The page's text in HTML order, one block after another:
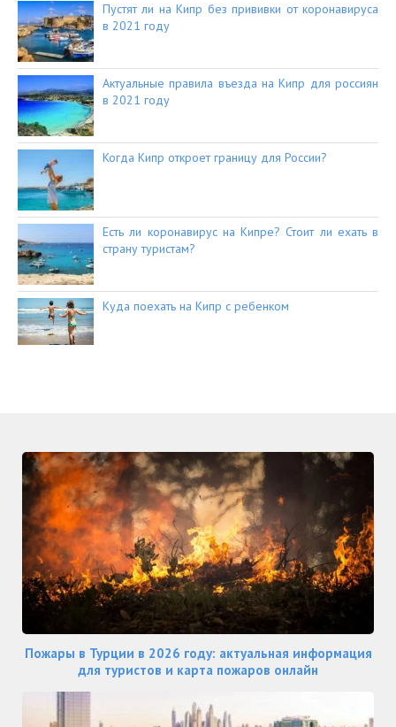
Пустят ли на Кипр без прививки от коронавируса
в 2021 году
Актуальные правила въезда на Кипр для россиян
в 2021 году
Когда Кипр откроет границу для России?
Есть ли коронавирус на Кипре? Стоит ли ехать в
страну туристам?
Куда поехать на Кипр с ребенком
Пожары в Турции в 2026 году: актуальная информация
для туристов и карта пожаров онлайн